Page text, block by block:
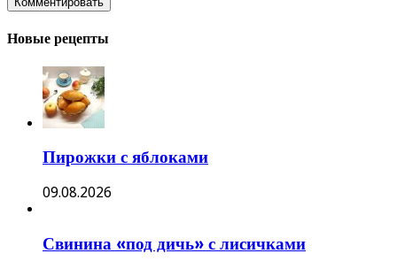
Новые рецепты
Пирожки с яблоками
09.08.2026
Свинина «под дичь» с лисичками